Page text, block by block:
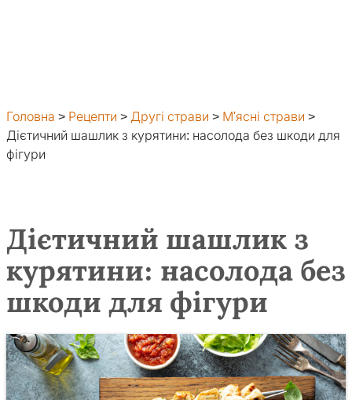
Головна > Рецепти > Другі страви > М'ясні страви >
Дієтичний шашлик з курятини: насолода без шкоди для
фігури
Дієтичний шашлик з
курятини: насолода без
шкоди для фігури